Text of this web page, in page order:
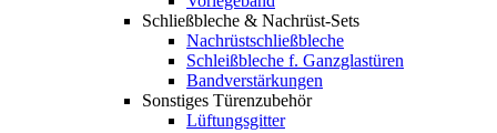
Schließbleche & Nachrüst-Sets
Nachrüstschließbleche
Schleißbleche f. Ganzglastüren
Bandverstärkungen
Sonstiges Türenzubehör
Lüftungsgitter